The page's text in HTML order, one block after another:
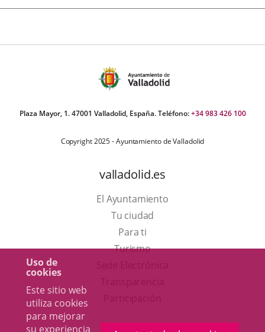
Uso de
cookies
Este sitio web
utiliza cookies
para mejorar
su experiencia
Plaza Mayor, 1. 47001 Valladolid, España. Teléfono:+34 983 426 100
Copyright 2025 - Ayuntamiento de Valladolid
valladolid.es
El Ayuntamiento
Tu ciudad
Para ti
TurismoEste